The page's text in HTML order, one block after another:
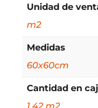
Unidad de
m2
Medidas
60x60cm
Cantidad en